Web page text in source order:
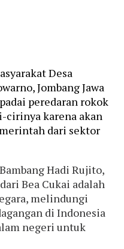
Desa
Jombang Jawa
peredaran rokok
cirinya karena akan
dari sektor
Hadi Rujito,
Bea Cukai adalah
melindungi
di Indonesia
negeri untuk